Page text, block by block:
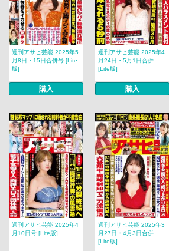
週刊アサヒ芸能 2025年5
月8日・15日合併号 [Lite
版]
購入
週刊アサヒ芸能 2025年4
月24日・5月1日合併...
[Lite版]
購入
週刊アサヒ芸能 2025年4
月10日号 [Lite版]
週刊アサヒ芸能 2025年3
月27日・4月3日合併...
[Lite版]